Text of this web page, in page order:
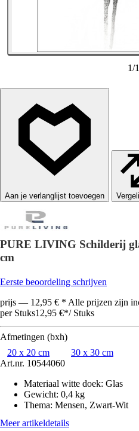
1/1
PURE LIVING Schilderij
cm
Eerste beoordeling schrijven
prijs — 12,95 € * Alle prijzen zijn
per Stuks12,95 €*/ Stuks
Afmetingen (bxh)
20 x 20 cm
30 x 30 cm
Art.nr. 10544060
Materiaal witte doek: Glas
Gewicht: 0,4 kg
Thema: Mensen, Zwart-Wit
Meer artikeldetails